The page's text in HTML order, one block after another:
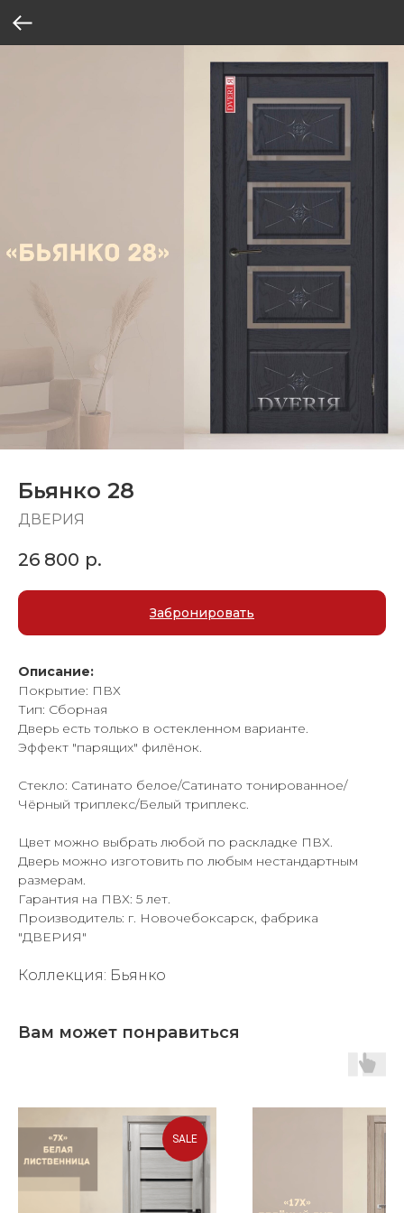
Бьянко 28
ДВЕРИЯ
26 800 р.
Забронировать
Описание:
Покрытие: ПВХ
Тип: Сборная
Дверь есть только в остекленном варианте.
Эффект "парящих" филёнок.
Стекло: Сатинато белое/Сатинато тонированное/
Чёрный триплекс/Белый триплекс.
Цвет можно выбрать любой по раскладке ПВХ.
Дверь можно изготовить по любым нестандартным
размерам.
Гарантия на ПВХ: 5 лет.
Производитель: г. Новочебоксарск, фабрика
"ДВЕРИЯ"
Коллекция: Бьянко
Вам может понравиться
SALE